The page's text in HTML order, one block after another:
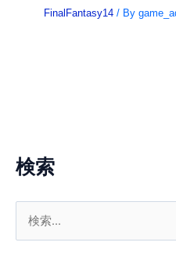
検索
FinalFantasy14 / By